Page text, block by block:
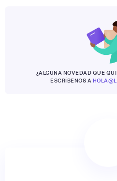
¿ALGUNA NOVEDAD QUE
ESCRÍBENOS A